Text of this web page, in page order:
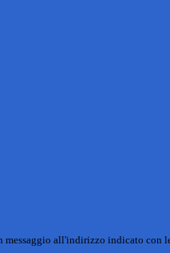
messaggio all'indirizzo indicato con